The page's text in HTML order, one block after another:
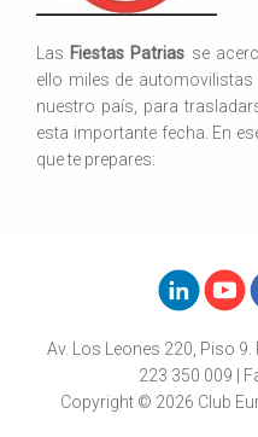
Las Fiestas Patrias se
ello miles de
nuestro país, para
esta importante fecha. En
que te prepares:
Av. Los Leones 220, Piso
223 350 009 |
Copyright © 2026 Club